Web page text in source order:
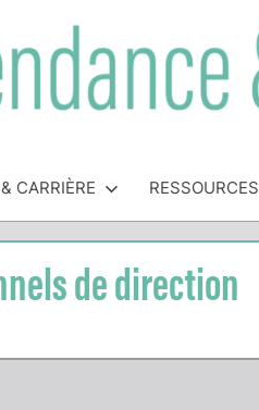
CARRIÈRE RESSOURCES
de direction